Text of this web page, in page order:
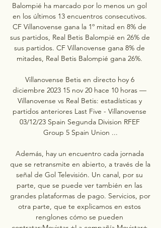
Balompié ha marcado por lo menos un gol
en los últimos 13 encuentros consecutivos.
CF Villanovense gana la 1º mitad en 8% de
sus partidos, Real Betis Balompié en 26% de
sus partidos. CF Villanovense gana 8% de
mitades, Real Betis Balompié gana 26%.
Villanovense Betis en directo hoy 6
diciembre 2023 15 nov 20 hace 10 horas —
Villanovense vs Real Betis: estadísticas y
partidos anteriores Last Five - Villanovense
03/12/23 Spain Segunda Division RFEF
Group 5 Spain Union ...
Además, hay un encuentro cada jornada
que se retransmite en abierto, a través de la
señal de Gol Televisión. Un canal, por su
parte, que se puede ver también en las
grandes plataformas de pago. Servicios, por
otra parte, que te explicamos en estos
renglones cómo se pueden